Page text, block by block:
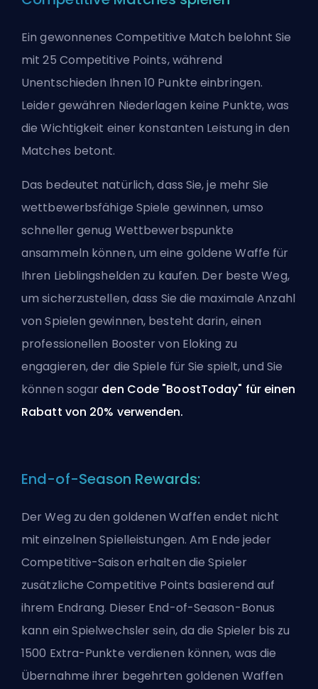
Ein gewonnenes Competitive Match belohnt Sie
mit 25 Competitive Points, während
Unentschieden Ihnen 10 Punkte einbringen.
Leider gewähren Niederlagen keine Punkte, was
die Wichtigkeit einer konstanten Leistung in den
Matches betont.
Das bedeutet natürlich, dass Sie, je mehr Sie
wettbewerbsfähige Spiele gewinnen, umso
schneller genug Wettbewerbspunkte
ansammeln können, um eine goldene Waffe für
Ihren Lieblingshelden zu kaufen. Der beste Weg,
um sicherzustellen, dass Sie die maximale Anzahl
von Spielen gewinnen, besteht darin, einen
professionellen Booster von Eloking zu
engagieren, der die Spiele für Sie spielt, und Sie
können sogar den Code "BoostToday" für einen
Rabatt von 20% verwenden.
End-of-Season Rewards:
Der Weg zu den goldenen Waffen endet nicht
mit einzelnen Spielleistungen. Am Ende jeder
Competitive-Saison erhalten die Spieler
zusätzliche Competitive Points basierend auf
ihrem Endrang. Dieser End-of-Season-Bonus
kann ein Spielwechsler sein, da die Spieler bis zu
1500 Extra-Punkte verdienen können, was die
Übernahme ihrer begehrten goldenen Waffen